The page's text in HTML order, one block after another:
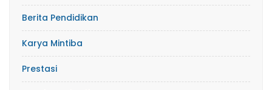
Berita Pendidikan
Karya Mintiba
Prestasi